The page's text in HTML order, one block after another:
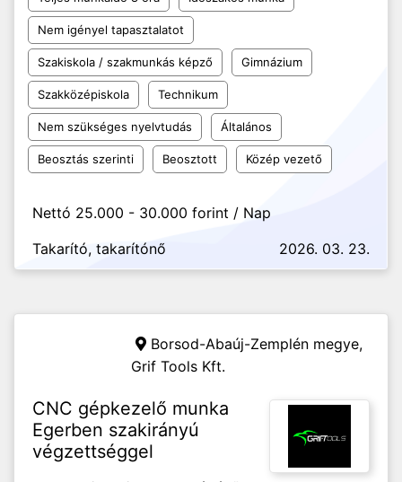
Nem igényel tapasztalatot
Szakiskola / szakmunkás képző Gimnázium
Szakközépiskola Technikum
Nem szükséges nyelvtudás Általános
Beosztás szerinti Beosztott Közép vezető
Nettó 25.000 - 30.000 forint / Nap
Takarító, takarítónő
2026. 03. 23.
Borsod-Abaúj-Zemplén megye,
Grif Tools Kft.
CNC gépkezelő munka
Egerben szakirányú
végzettséggel